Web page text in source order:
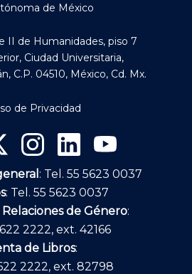
de México
II de Humanidades, piso 7
Ciudad Universitaria,
C.P. 04510, México, Cd. Mx.
de Privacidad
: Tel. 55 5623 0037
: Tel. 55 5623 0037
de Género:
2222, ext. 42166
de Libros:
2222, ext. 82798